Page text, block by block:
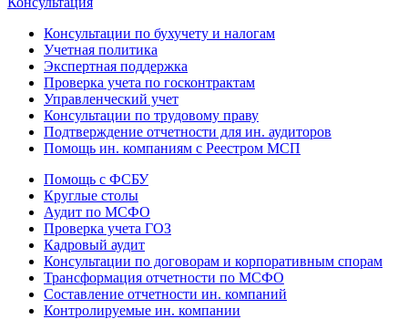
Консультации по бухучету и налогам
Учетная политика
Экспертная поддержка
Проверка учета по госконтрактам
Управленческий учет
Консультации по трудовому праву
Подтверждение отчетности для ин. аудиторов
Помощь ин. компаниям с Реестром МСП
Помощь с ФСБУ
Круглые столы
Аудит по МСФО
Проверка учета ГОЗ
Кадровый аудит
Консультации по договорам и корпоративным спорам
Трансформация отчетности по МСФО
Составление отчетности ин. компаний
Контролируемые ин. компании